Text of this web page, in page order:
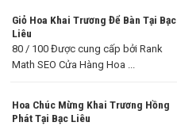
Giỏ Hoa Khai Trương Để Bàn Tại Bạc
Liêu
80 / 100 Được cung cấp bởi Rank
Math SEO Cửa Hàng Hoa ...
Hoa Chúc Mừng Khai Trương Hồng
Phát Tại Bạc Liêu